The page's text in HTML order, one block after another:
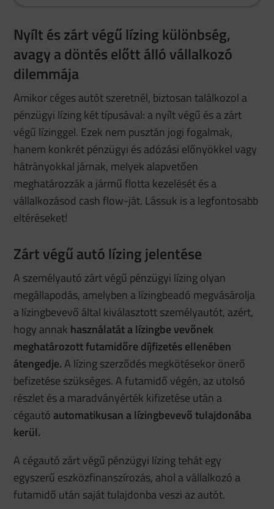
Nyílt és zárt végű lízing különbség,
avagy a döntés előtt álló vállalkozó
dilemmája
Amikor céges autót szeretnél, biztosan találkozol a
pénzügyi lízing két típusával: a nyílt végű és a zárt
végű lízinggel. Ezek nem pusztán jogi fogalmak,
hanem konkrét pénzügyi és adózási előnyökkel vagy
hátrányokkal járnak, melyek alapvetően
meghatározzák a jármű flotta kezelését és a
vállalkozásod cash flow-ját. Lássuk is a legfontosabb
eltéréseket!
Zárt végű autó lízing jelentése
A személyautó zárt végű pénzügyi lízing olyan
megállapodás, amelyben a lízingbeadó megvásárolja
a lízingbevevő által kiválasztott személyautót, azért,
hogy annak használatát a lízingbe vevőnek
meghatározott futamidőre díjfizetés ellenében
átengedje.A lízing szerződés megkötésekor önerő
befizetése szükséges. A futamidő végén, az utolsó
részlet és a maradványérték kifizetése után a
cégautó automatikusan a lízingbevevő tulajdonába
kerül.
A cégautó zárt végű pénzügyi lízing tehát egy
egyszerű eszközfinanszírozás, ahol a vállalkozó a
futamidő után saját tulajdonba veszi az autót.